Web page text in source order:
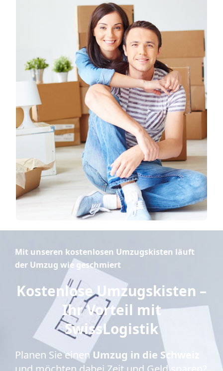
Mit unseren kostenlosen Umzugskisten läuft
der Umzug wie geschmiert
Kostenlose Umzugskisten –
Ihr Vorteil mit
SwissLogistik
Planen Sie einenUmzug in die Schweiz